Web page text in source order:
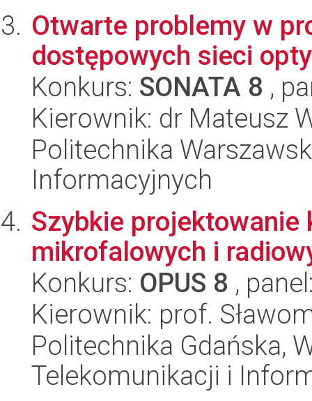
Otwarte problemy w
dostępowych sieci
Konkurs: SONATA 8 ,
Kierownik: dr Mateusz
Politechnika
Informacyjnych
Szybkie
mikrofalowych i
Konkurs: OPUS 8 ,
Kierownik: prof.
Politechnika Gdańska,
Telekomunikacji i